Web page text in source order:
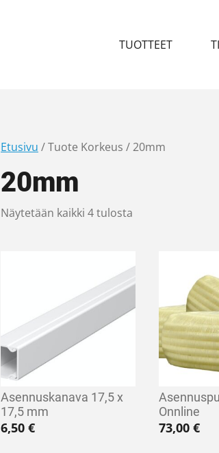
TUOTTEET
Etusivu / Tuote Korkeus / 20mm
20mm
Näytetään kaikki 4 tulosta
Asennuskanava 17,5 x
17,5 mm
6,50 €
Onnline
73,00€